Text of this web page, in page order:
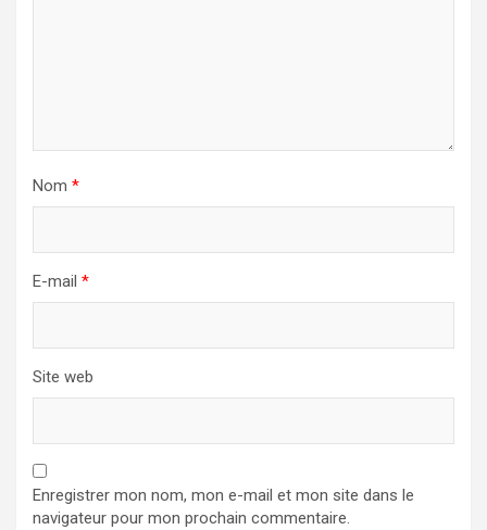
Nom *
E-mail *
Site web
Enregistrer mon nom, mon e-mail et mon site dans le
navigateur pour mon prochain commentaire.